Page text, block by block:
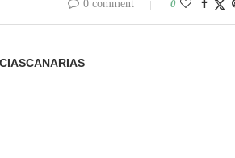
0 comment 0